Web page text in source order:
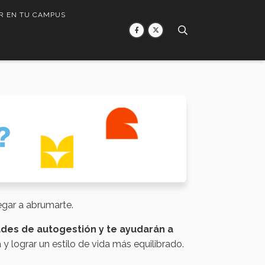
EN TU CAMPUS
a abrumarte.
de autogestión y te ayudarán a
lograr un estilo de vida más equilibrado.